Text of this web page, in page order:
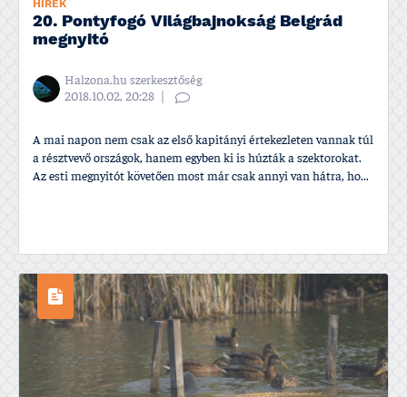
HÍREK
20. Pontyfogó Világbajnokság Belgrád
megnyitó
Halzona.hu szerkesztőség
2018.10.02, 20:28
A mai napon nem csak az első kapitányi értekezleten vannak túl
a résztvevő országok, hanem egyben ki is húzták a szektorokat.
Az esti megnyitót követően most már csak annyi van hátra, ho...